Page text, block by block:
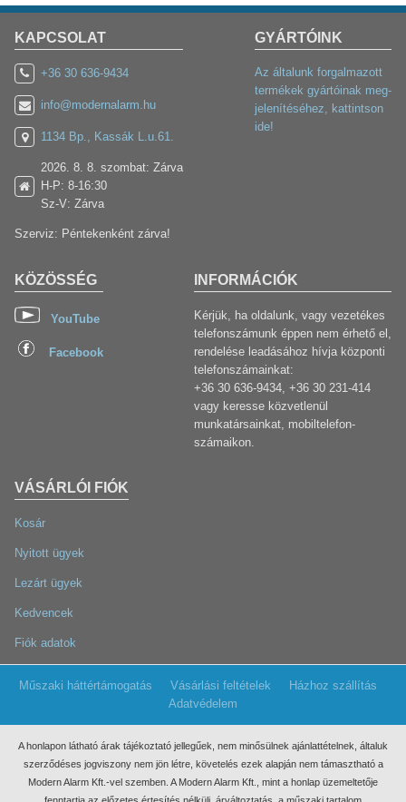
KAPCSOLAT
+36 30 636-9434
info@modernalarm.hu
1134 Bp., Kassák L.u.61.
2026. 8. 8. szombat: Zárva
H-P: 8-16:30
Sz-V: Zárva
Szerviz: Péntekenként zárva!
VÁSÁRLÓI FIÓK
Kosár
Nyitott ügyek
Lezárt ügyek
Kedvencek
Fiók adatok
KÖZÖSSÉG
YouTube
Facebook
INFORMÁCIÓK
Kérjük, ha oldalunk, vagy vezetékes
telefonszámunk éppen nem érhető el,
rendelése leadásához hívja központi
telefonszámainkat:
+36 30 636-9434, +36 30 231-414
vagy keresse közvetlenül
munkatársainkat, mobiltelefon-
számaikon.
GYÁRTÓINK
Az általunk forgalmazott
termékek gyártóinak meg-
jelenítéséhez, kattintson
ide!
Műszaki háttértámogatás Vásárlási feltételek
Házhoz szállítás
Adatvédelem
A honlapon látható árak tájékoztató jellegűek, nem minősülnek ajánlattételnek, általuk
szerződéses jogviszony nem jön létre, követelés ezek alapján nem támasztható a
Modern Alarm Kft.-vel szemben. A Modern Alarm Kft., mint a honlap üzemeltetője